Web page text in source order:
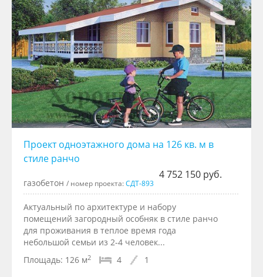
Проект одноэтажного дома на 126 кв. м в
стиле ранчо
4 752 150 руб.
газобетон / номер проекта:СДТ-893
Актуальный по архитектуре и набору
помещений загородный особняк в стиле ранчо
для проживания в теплое время года
небольшой семьи из 2-4 человек...
Площадь: 126 м2 4 1